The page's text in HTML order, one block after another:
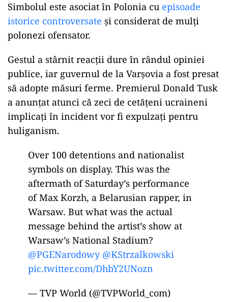
Simbolul este asociat în Polonia cu episoade
istorice controversate și considerat de mulți
polonezi ofensator.
Gestul a stârnit reacții dure în rândul opiniei
publice, iar guvernul de la Varșovia a fost presat
să adopte măsuri ferme. Premierul Donald Tusk
a anunțat atunci că zeci de cetățeni ucraineni
implicați în incident vor fi expulzați pentru
huliganism.
Over 100 detentions and nationalist
symbols on display. This was the
aftermath of Saturday’s performance
of Max Korzh, a Belarusian rapper, in
Warsaw. But what was the actual
message behind the artist’s show at
Warsaw’s National Stadium?
@PGENarodowy @KStrzalkowski
pic.twitter.com/DhbY2UNozn
— TVP World (@TVPWorld_com)